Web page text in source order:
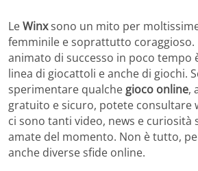
LeWinxsono un mito per
femminile e soprattutto coraggioso.
animato di successo in poco tempo
linea di giocattoli e anche di giochi.
sperimentare qualche gioco online,
gratuito e sicuro, potete consultare
ci sono tanti video, news e curiosità
amate del momento. Non è tutto,
anche diverse sfide online.